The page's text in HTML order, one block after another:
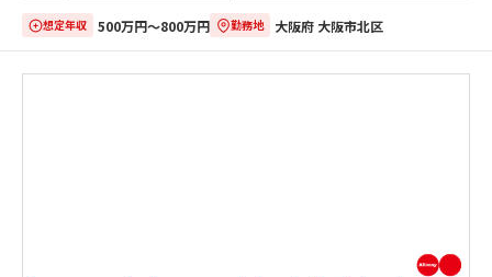
想定年収 500万円〜800万円 勤務地 大阪府 大阪市北区